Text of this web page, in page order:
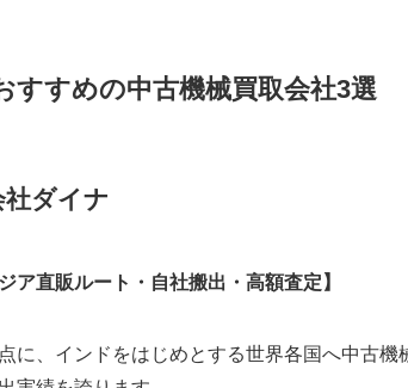
すすめの中古機械買取会社3選
ダイナ
ア直販ルート・自社搬出・高額査定】
に、インドをはじめとする世界各国へ中古